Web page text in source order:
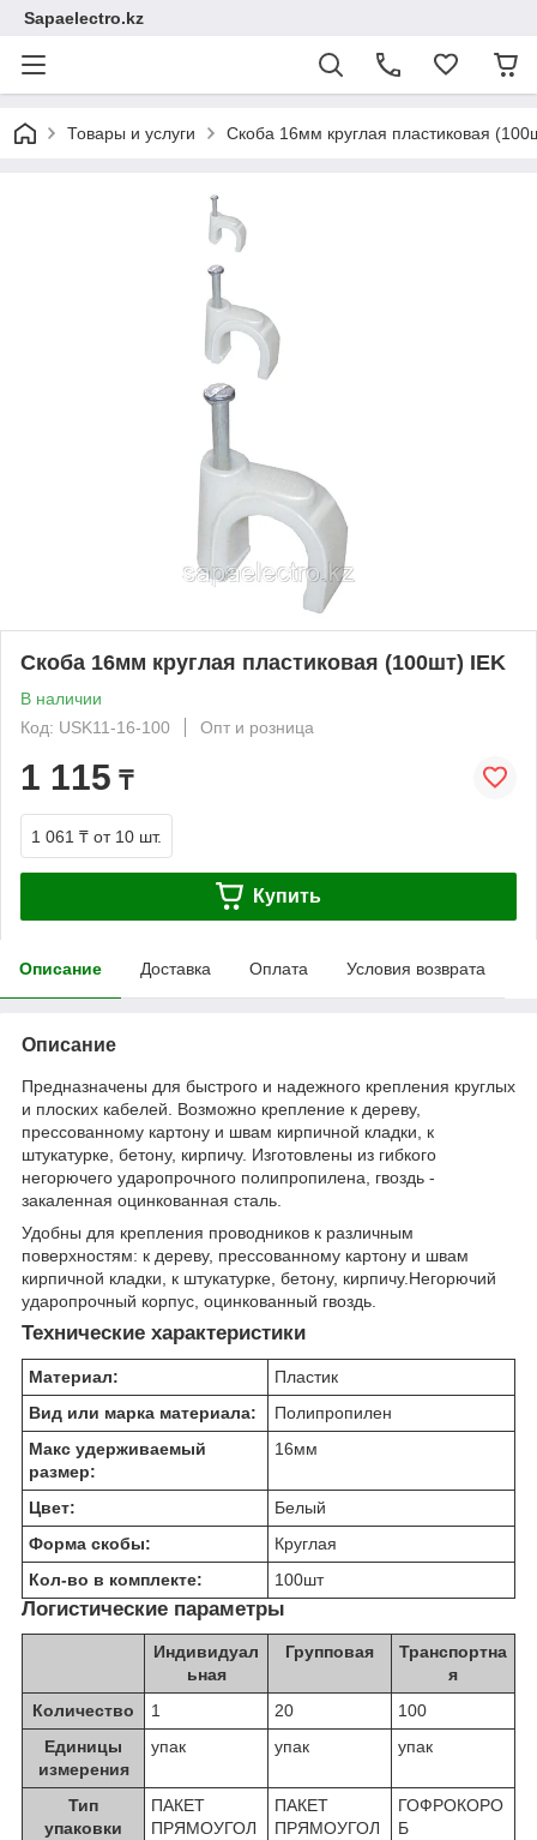
Sapaelectro.kz
Товары и услуги Скоба 16мм круглая пластиковая
Скоба 16мм круглая пластиковая (100шт) IEK
В наличии
Код: USK11-16-100
Опт и розница
1 115 ₸
1 061 ₸ от 10 шт.
Купить
Описание Доставка Оплата Условия возврата
Описание
Предназначены для быстрого и надежного крепления круглых
и плоских кабелей. Возможно крепление к дереву,
прессованному картону и швам кирпичной кладки, к
штукатурке, бетону, кирпичу. Изготовлены из гибкого
негорючего ударопрочного полипропилена, гвоздь -
закаленная оцинкованная сталь.
Удобны для крепления проводников к различным
поверхностям: к дереву, прессованному картону и швам
кирпичной кладки, к штукатурке, бетону, кирпичу.Негорючий
ударопрочный корпус, оцинкованный гвоздь.
Технические характеристики
Материал:
Пластик
Вид или марка материала:
Полипропилен
Макс удерживаемый
размер:
16мм
Цвет:
Белый
Форма скобы:
Круглая
Кол-во в комплекте:
100шт
Логистические параметры
Индивидуал
ьная
Групповая
Транспортна
я
Количество
1 20
100
Единицы
измерения
упак упак упак
Тип
упаковки
ПАКЕТ
ПРЯМОУГОЛ
ПАКЕТ
ПРЯМОУГОЛ
ГОФРОКОРО
Б